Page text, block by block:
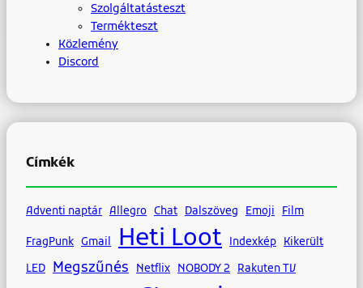
Szolgáltatásteszt
Termékteszt
Közlemény
Discord
Címkék
Adventi naptár Allegro Chat Dalszöveg Emoji Film
FragPunk Gmail Heti Loot Indexkép Kikerült
LED Megszűnés Netflix NOBODY 2 Rakuten TV